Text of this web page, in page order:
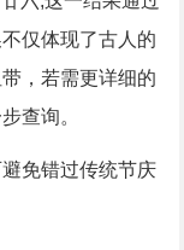
仅体现了古人的
，若需更详细的
查询。
免错过传统节庆